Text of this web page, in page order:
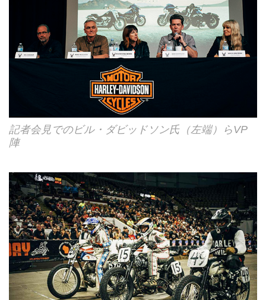
記者会見でのビル・ダビッドソン氏（左端）らVP
陣